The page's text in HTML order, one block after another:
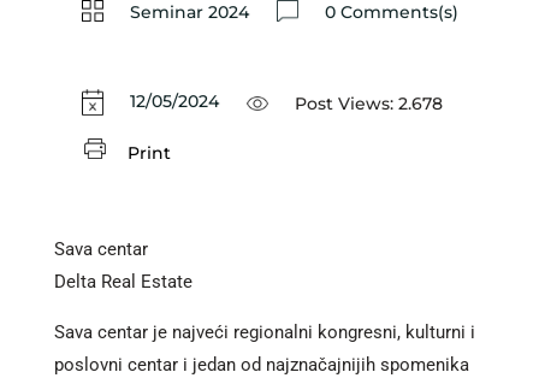
Seminar 2024 0 Comments(s)
12/05/2024 Post Views: 2.678
Print
Sava centar
Delta Real Estate
Sava centar je najveći regionalni kongresni, kulturni i
poslovni centar i jedan od najznačajnijih spomenika